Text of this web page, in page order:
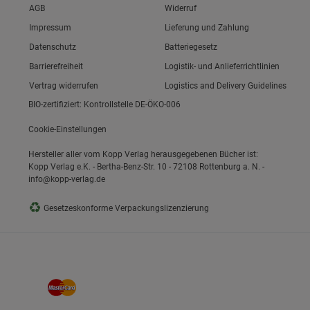
Link zum/zur
AGB
Link zum/zur
Impressum
Link zum/zur
Datenschutz
Link zum/zur
Barrierefreiheit
Vertrag widerrufen
Widerruf
Lieferung und Zahlung
Batteriegesetz
Logistik- und Anlieferrichtlinien
Logistics and Delivery Guidelines
BIO-zertifiziert: Kontrollstelle DE-ÖKO-006
Cookie-Einstellungen
Hersteller aller vom Kopp Verlag herausgegebenen Bücher ist:
Kopp Verlag e.K. - Bertha-Benz-Str. 10 - 72108 Rottenburg a. N. -
info@kopp-verlag.de
♻ Gesetzeskonforme Verpackungslizenzierung
Gruppe